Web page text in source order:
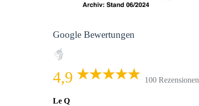
Google Bewertungen
4,9 100 Rezensionen
Le Q